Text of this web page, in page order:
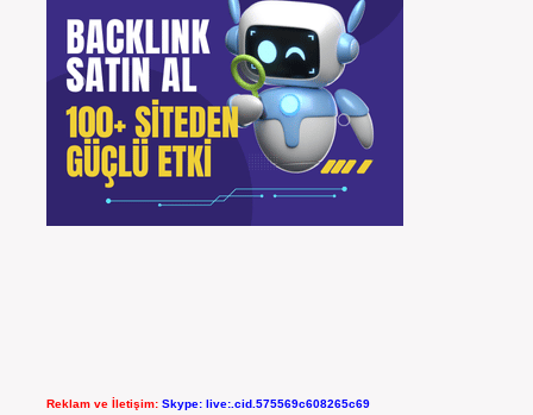
Reklam ve İletişim: Skype: live:.cid.575569c608265c69